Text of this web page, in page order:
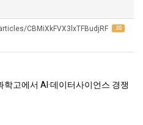
20
CBMiXkFVX3lxTFBudjRF
고에서 AI·데이터사이언스 경쟁